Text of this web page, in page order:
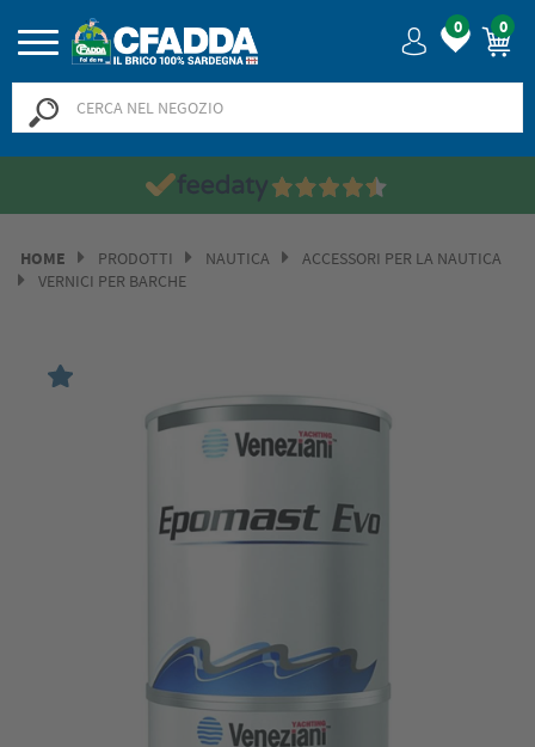
0 0
HOME PRODOTTI NAUTICA
ACCESSORI PER LA NAUTICA
VERNICI PER BARCHE